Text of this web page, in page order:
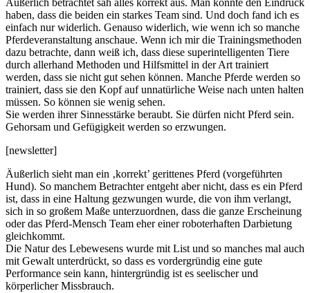
Äußerlich betrachtet sah alles korrekt aus. Man konnte den Eindruck
haben, dass die beiden ein starkes Team sind. Und doch fand ich es
einfach nur widerlich. Genauso widerlich, wie wenn ich so manche
Pferdeveranstaltung anschaue. Wenn ich mir die Trainingsmethoden
dazu betrachte, dann weiß ich, dass diese superintelligenten Tiere
durch allerhand Methoden und Hilfsmittel in der Art trainiert
werden, dass sie nicht gut sehen können. Manche Pferde werden so
trainiert, dass sie den Kopf auf unnatürliche Weise nach unten halten
müssen. So können sie wenig sehen.
Sie werden ihrer Sinnesstärke beraubt. Sie dürfen nicht Pferd sein.
Gehorsam und Gefügigkeit werden so erzwungen.
[newsletter]
Äußerlich sieht man ein ‚korrekt’ gerittenes Pferd (vorgeführten
Hund). So manchem Betrachter entgeht aber nicht, dass es ein Pferd
ist, dass in eine Haltung gezwungen wurde, die von ihm verlangt,
sich in so großem Maße unterzuordnen, dass die ganze Erscheinung
oder das Pferd-Mensch Team eher einer roboterhaften Darbietung
gleichkommt.
Die Natur des Lebewesens wurde mit List und so manches mal auch
mit Gewalt unterdrückt, so dass es vordergründig eine gute
Performance sein kann, hintergründig ist es seelischer und
körperlicher Missbrauch.